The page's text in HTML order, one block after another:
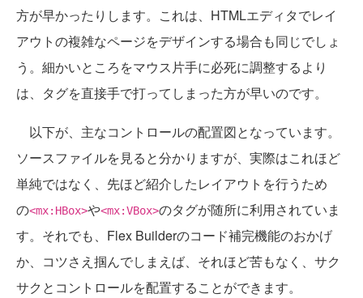
方が早かったりします。これは、HTMLエディタでレイ
アウトの複雑なページをデザインする場合も同じでしょ
う。細かいところをマウス片手に必死に調整するより
は、タグを直接手で打ってしまった方が早いのです。
以下が、主なコントロールの配置図となっています。
ソースファイルを見ると分かりますが、実際はこれほど
単純ではなく、先ほど紹介したレイアウトを行うため
の<mx:HBox>や<mx:VBox>のタグが随所に利用されていま
す。それでも、Flex Builderのコード補完機能のおかげ
か、コツさえ掴んでしまえば、それほど苦もなく、サク
サクとコントロールを配置することができます。